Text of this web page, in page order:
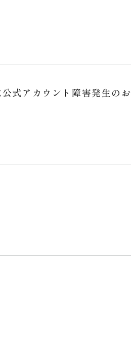
式アカウント障害発生のお